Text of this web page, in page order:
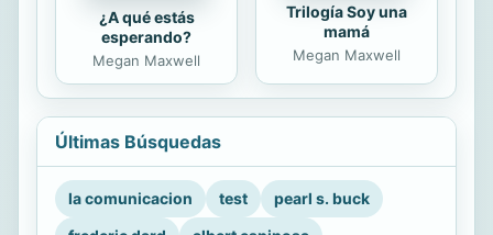
¿A qué estás
esperando?
Megan Maxwell
Trilogía Soy una
mamá
Megan Maxwell
Últimas Búsquedas
la comunicacion test
pearl s. buck